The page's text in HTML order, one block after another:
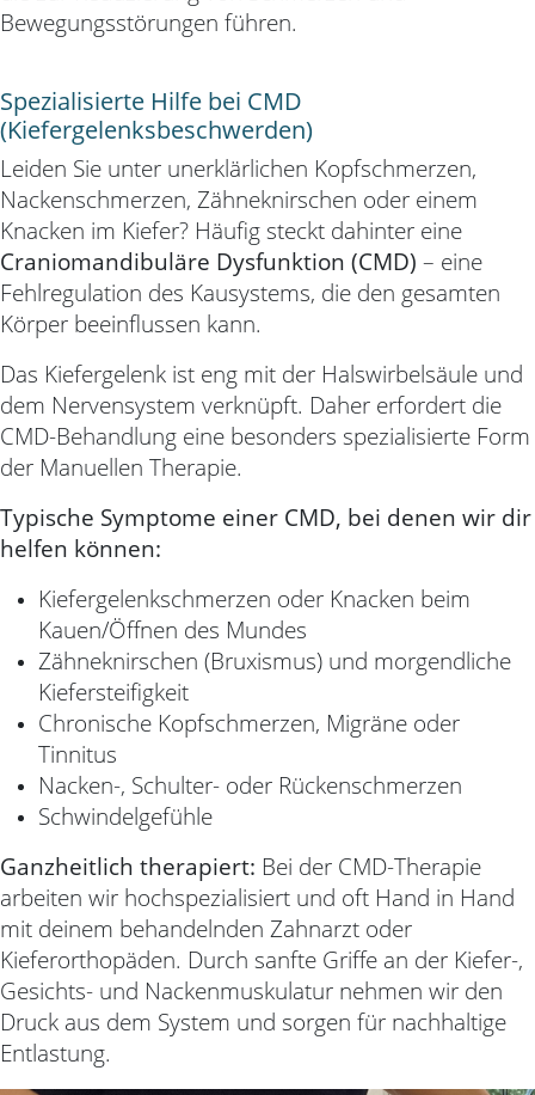
Bewegungsstörungen führen.
Spezialisierte Hilfe bei CMD
(Kiefergelenksbeschwerden)
Leiden Sie unter unerklärlichen Kopfschmerzen,
Nackenschmerzen, Zähneknirschen oder einem
Knacken im Kiefer? Häufig steckt dahinter eine
Craniomandibuläre Dysfunktion (CMD) – eine
Fehlregulation des Kausystems, die den gesamten
Körper beeinflussen kann.
Das Kiefergelenk ist eng mit der Halswirbelsäule und
dem Nervensystem verknüpft. Daher erfordert die
CMD-Behandlung eine besonders spezialisierte Form
der Manuellen Therapie.
Typische Symptome einer CMD, bei denen wir dir
helfen können:
Kiefergelenkschmerzen oder Knacken beim
Kauen/Öffnen des Mundes
Zähneknirschen (Bruxismus) und morgendliche
Kiefersteifigkeit
Chronische Kopfschmerzen, Migräne oder
Tinnitus
Nacken-, Schulter- oder Rückenschmerzen
Schwindelgefühle
Ganzheitlich therapiert: Bei der CMD-Therapie
arbeiten wir hochspezialisiert und oft Hand in Hand
mit deinem behandelnden Zahnarzt oder
Kieferorthopäden. Durch sanfte Griffe an der Kiefer-,
Gesichts- und Nackenmuskulatur nehmen wir den
Druck aus dem System und sorgen für nachhaltige
Entlastung.